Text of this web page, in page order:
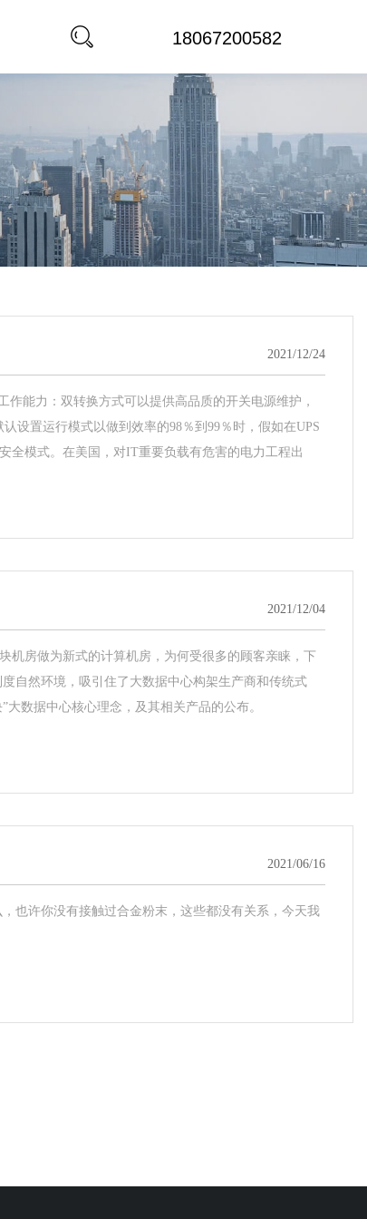
18067200582
2021/12/24
能力：双转换方式可以提供高品质的开关电源维护，
设置运行模式以做到效率的98％到99％时，假如在UPS
全模式。在美国，对IT重要负载有危害的电力工程出
2021/12/04
机房做为新式的计算机房，为何受很多的顾客亲睐，下
自然环境，吸引住了大数据中心构架生产商和传统式
数据中心核心理念，及其相关产品的公布。
2021/06/16
也许你没有接触过合金粉末，这些都没有关系，今天我